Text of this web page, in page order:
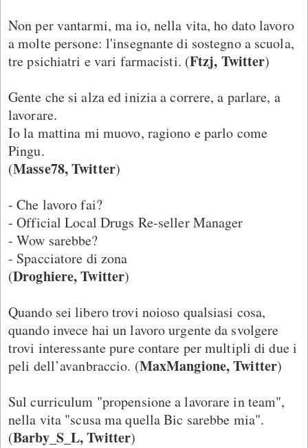
Non per vantarmi, ma io, nella vita, ho dato lavoro
a molte persone: l'insegnante di sostegno a scuola,
tre psichiatri e vari farmacisti. (Ftzj, Twitter)
Gente che si alza ed inizia a correre, a parlare, a
lavorare.
Io la mattina mi muovo, ragiono e parlo come
Pingu.
(Masse78, Twitter)
- Che lavoro fai?
- Official Local Drugs Re-seller Manager
- Wow sarebbe?
- Spacciatore di zona
(Droghiere, Twitter)
Quando sei libero trovi noioso qualsiasi cosa,
quando invece hai un lavoro urgente da svolgere
trovi interessante pure contare per multipli di due i
peli dell’avanbraccio. (MaxMangione, Twitter)
Sul curriculum "propensione a lavorare in team",
nella vita "scusa ma quella Bic sarebbe mia".
(Barby_S_L, Twitter)